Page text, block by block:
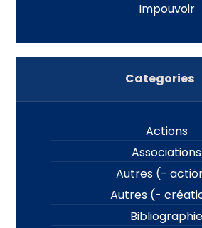
Impouvoir
Categories
Actions
Associations
Autres (-
Autres (-
Bibliographie